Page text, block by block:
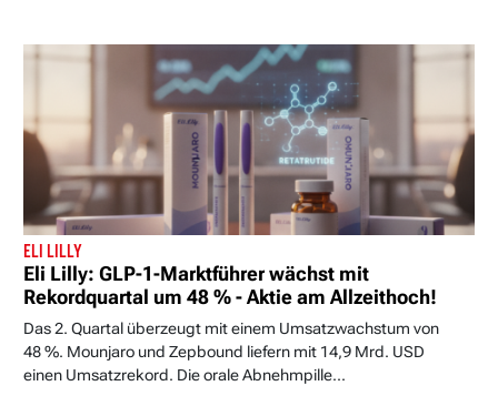
ELI LILLY
Eli Lilly: GLP-1-Marktführer wächst mit
Rekordquartal um 48 % - Aktie am Allzeithoch!
Das 2. Quartal überzeugt mit einem Umsatzwachstum von
48 %. Mounjaro und Zepbound liefern mit 14,9 Mrd. USD
einen Umsatzrekord. Die orale Abnehmpille...